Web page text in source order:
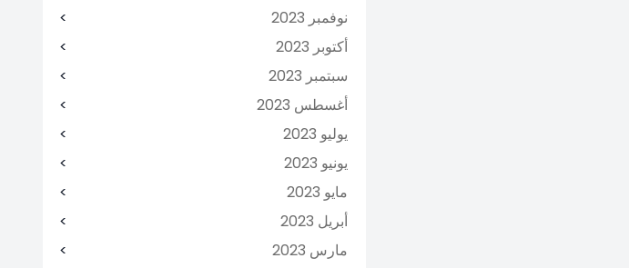
نوفمبر 2023
أكتوبر 2023
سبتمبر 2023
أغسطس 2023
يوليو 2023
يونيو 2023
مايو 2023
أبريل 2023
مارس 2023